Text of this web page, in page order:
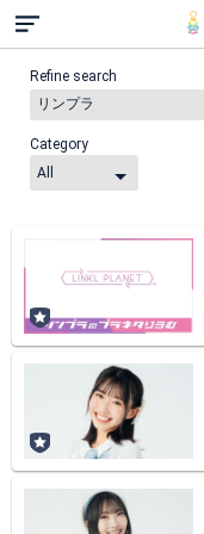
Refine search
Category